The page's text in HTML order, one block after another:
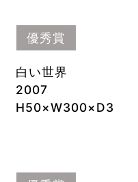
優秀賞
白い世界
2007
H50×W300×D3